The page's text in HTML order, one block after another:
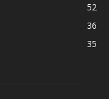
52
36
35